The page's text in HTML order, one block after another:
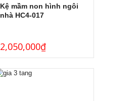
Kệ mầm non hình ngôi
nhà HC4-017
2,050,000₫